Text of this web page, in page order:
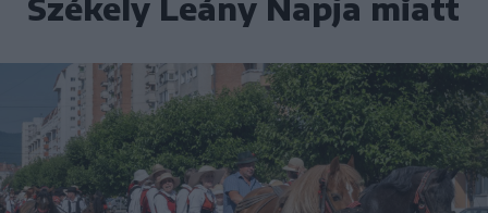
Székely Leány Napja miatt